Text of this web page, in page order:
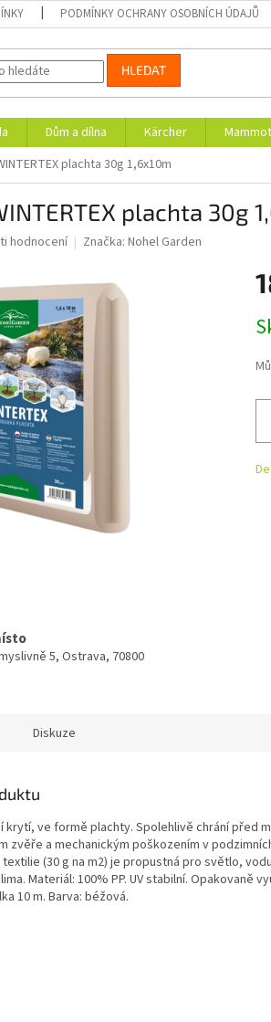
PODMÍNKY OCHRANY OSOBNÍCH ÚDAJŮ
HLEDAT
Dům a dílna Kärcher
plachta 30g 1,6x10m
plachta 30g
hodnocení Značka: Nohel Garden
5, Ostrava, 70800
Diskuze
krytí, ve formě plachty. Spolehlivě chrání před
zvěře a mechanickým poškozením v
(30 g na m2) je propustná pro světlo,
Materiál: 100% PP. UV stabilní. Opakovaně
10 m. Barva: béžová.